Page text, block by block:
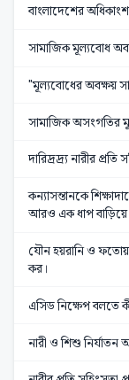
বাংলাদেশের
সামাজিক মূল্যবোধ
"মূল্যবোধের অবক্ষয়
সামাজিক অসংগতির
দারিদ্রদ্র্য নারীর
কন্যাসন্তানকে
আরও এক ধাপ বাড়িয়ে
যৌন হয়রানি ও ফতোয়া
কর।
এসিড নিক্ষেপ বলতে
নারী ও শিশু